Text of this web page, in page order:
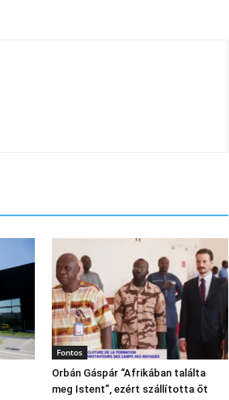
Fontos
Orbán Gáspár “Afrikában találta
meg Istent”, ezért szállította őt